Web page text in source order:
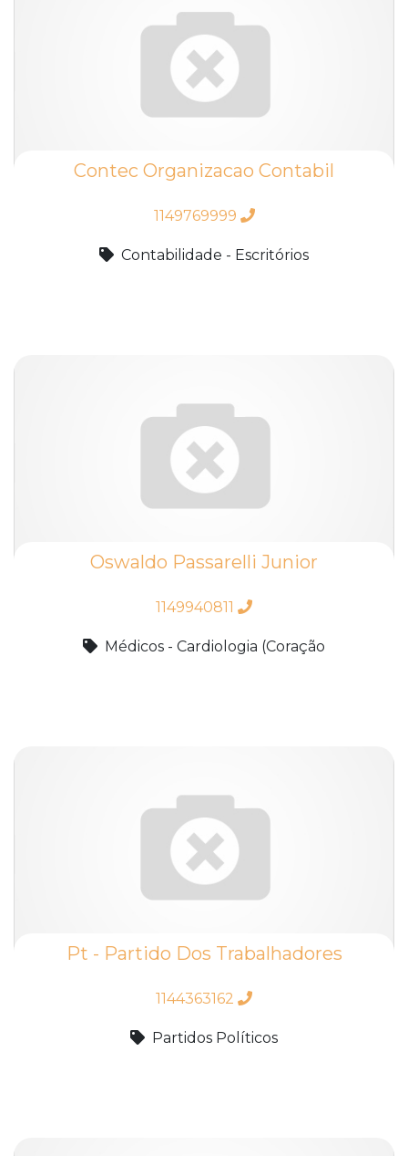
Contec Organizacao Contabil
1149769999
Contabilidade - Escritórios
Oswaldo Passarelli Junior
1149940811
Médicos - Cardiologia (Coração
Pt - Partido Dos Trabalhadores
1144363162
Partidos Políticos